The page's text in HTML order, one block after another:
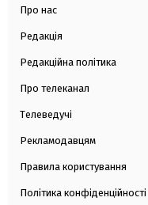
Про нас
Редакція
Редакційна політика
Про телеканал
Телеведучі
Рекламодавцям
Правила користування
Політика конфіденційності